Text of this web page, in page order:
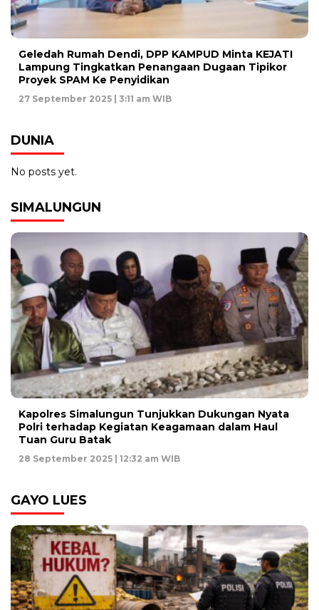
Geledah Rumah Dendi, DPP KAMPUD Minta KEJATI
Lampung Tingkatkan Penangaan Dugaan Tipikor
Proyek SPAM Ke Penyidikan
27 September 2025 | 3:11 am WIB
DUNIA
No posts yet.
SIMALUNGUN
Kapolres Simalungun Tunjukkan Dukungan Nyata
Polri terhadap Kegiatan Keagamaan dalam Haul
Tuan Guru Batak
28 September 2025 | 12:32 am WIB
GAYO LUES